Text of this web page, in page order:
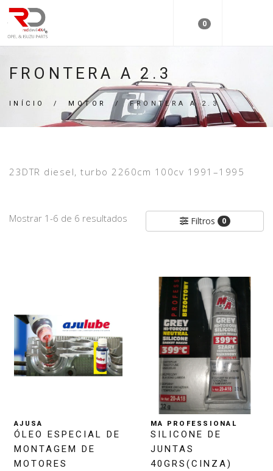
0
FRONTERA A 2.3
INÍCIO / MOTOR /FRONTERA A 2.3
23DTR diesel, turbo 2260cm 100cv 1991–1995
Mostrar 1-6 de 6 resultados Filtros 0
AJUSA
ÓLEO ESPECIAL DE
MONTAGEM DE
MOTORES
MA PROFESSIONAL
SILICONE DE
JUNTAS
40GRS(CINZA)